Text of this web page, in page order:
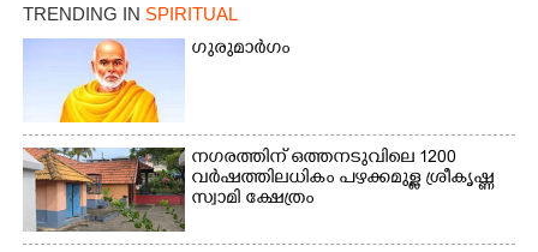
ഓഫീസിനു മുന്നിൽ
കർഷക തൊഴിലാളി
സംയുക്ത സമര സമിതി
സംഘടിപ്പിച്ച ജയിൽ
നിറയ്ക്കൽ സമരത്തിൽ
പങ്കെടുത്തുകൊണ്ട്
മുദ്രാവാക്യം വിളിക്കുന്ന
മുൻ മന്ത്രി എസ്. ശർമ്മ
ബീച്ചിൽ നിന്നുള്ള കാഴ്ച്ച
TRENDING IN SPIRITUAL
ഗുരുമാർഗം
നഗരത്തിന് ഒത്തനടുവിലെ 1200
വർഷത്തിലധികം പഴക്കമുള്ള ശ്രീകൃഷ്ണ
സ്വാമി ക്ഷേത്രം